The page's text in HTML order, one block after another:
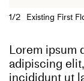
1/2 Existing First
Lorem ipsum
adipiscing
incididunt ut